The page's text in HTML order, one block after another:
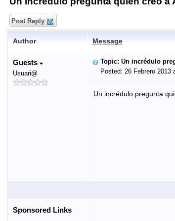
Post Reply
Author Message
Guests
Usuari@
Topic: Un incrédulo
Posted: 26 Febrero 2013
Un incrédulo pregunta
Sponsored Links